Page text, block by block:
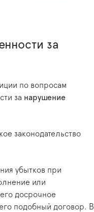
за
по вопросам
за нарушение
законодательство
убытков при
или
досрочное
подобный договор. В